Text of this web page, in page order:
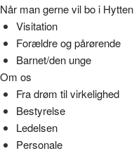
Når man gerne vil bo i Hytten
Visitation
Forældre og pårørende
Barnet/den unge
Om os
Fra drøm til virkelighed
Bestyrelse
Ledelsen
Personale